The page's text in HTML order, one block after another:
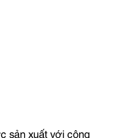
sản xuất với công